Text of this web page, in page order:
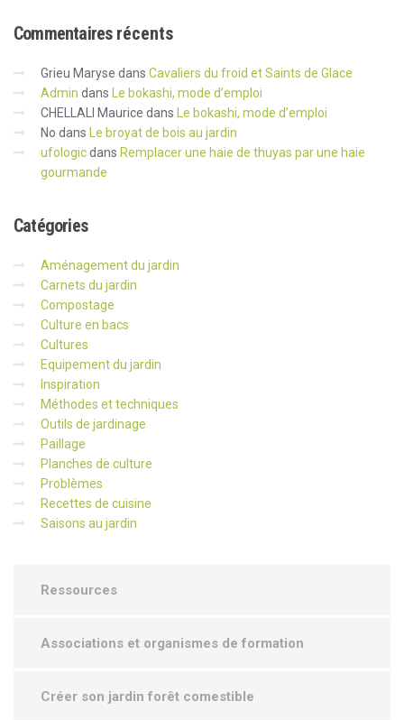
Commentairesrécents
Grieu Maryse dans Cavaliers du froid et Saints de Glace
Admin dans Le bokashi, mode d’emploi
CHELLALI Maurice dans Le bokashi, mode d’emploi
No dans Le broyat de bois au jardin
ufologicdans Remplacer une haie de thuyas par une haie
gourmande
Catégories
Aménagement du jardin
Carnets du jardin
Compostage
Culture en bacs
Cultures
Equipement du jardin
Inspiration
Méthodes et techniques
Outils de jardinage
Paillage
Planches de culture
Problèmes
Recettes de cuisine
Saisons au jardin
Ressources
Associations et organismes de formation
Créer son jardin forêt comestible